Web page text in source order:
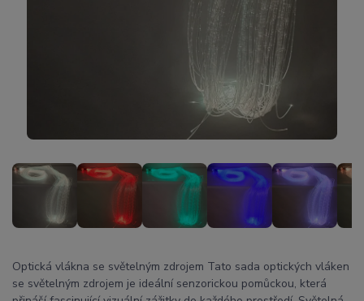
Optická vlákna se světelným zdrojem Tato sada optických vláken
se světelným zdrojem je ideální senzorickou pomůckou, která